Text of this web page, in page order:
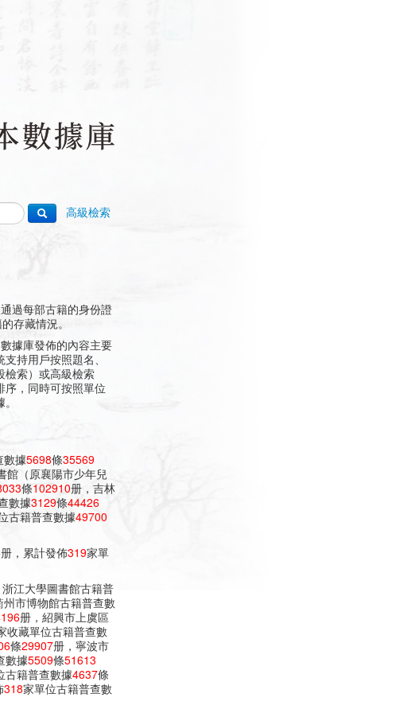
高級檢索
過每部古籍的身份證
存藏情況。
據庫發佈的內容主要
持用戶按照題名、
檢索）或高級檢索
序，同時可按照單位
數據5698條35569
館（原襄陽市少年兒
條102910册，吉林
數據3129條44426
古籍普查數據49700
册，累計發佈319家單
江大學圖書館古籍普
州市博物館古籍普查數
册，紹興市上虞區
收藏單位古籍普查數
條29907册，寧波市
數據5509條51613
古籍普查數據4637條
318家單位古籍普查數